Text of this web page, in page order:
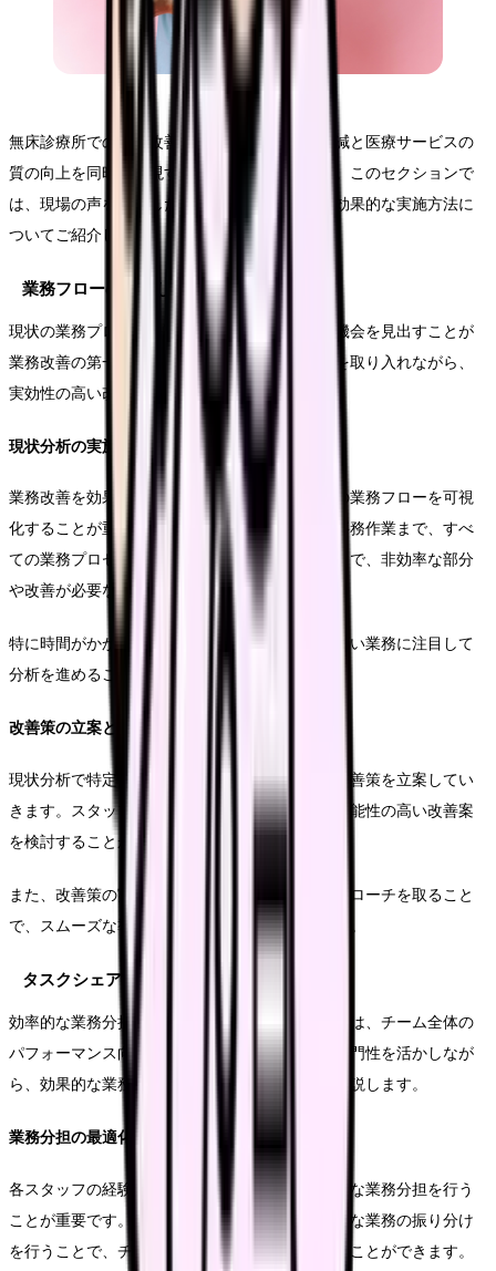
無床診療所での業務改善は、スタッフの負担軽減と医療サービスの
質の向上を同時に実現する重要な取り組みです。このセクションで
は、現場の声を活かした具体的な改善手法と、効果的な実施方法に
ついてご紹介します。
業務フローの見直し
現状の業務プロセスを丁寧に分析し、効率化の機会を見出すことが
業務改善の第一歩となります。スタッフの意見を取り入れながら、
実効性の高い改善策を検討していきましょう。
現状分析の実施方法
業務改善を効果的に進めるためには、まず現状の業務フローを可視
化することが重要です。日常的な診療業務から事務作業まで、すべ
ての業務プロセスを詳細に記録し、分析することで、非効率な部分
や改善が必要な箇所を特定することができます。
特に時間がかかる作業や、スタッフの負担が大きい業務に注目して
分析を進めることが効果的です。
改善策の立案と実施
現状分析で特定された課題に対して、具体的な改善策を立案してい
きます。スタッフの経験や知識を活かし、実現可能性の高い改善案
を検討することが重要です。
また、改善策の実施にあたっては、段階的なアプローチを取ること
で、スムーズな導入と定着を図ることができます。
タスクシェアリングの導入
効率的な業務分担を実現するタスクシェアリングは、チーム全体の
パフォーマンス向上に貢献します。スタッフの専門性を活かしなが
ら、効果的な業務分担を実現する方法について解説します。
業務分担の最適化
各スタッフの経験やスキルを考慮しながら、適切な業務分担を行う
ことが重要です。医療安全に配慮しつつ、効率的な業務の振り分け
を行うことで、チーム全体の生産性を向上させることができます。